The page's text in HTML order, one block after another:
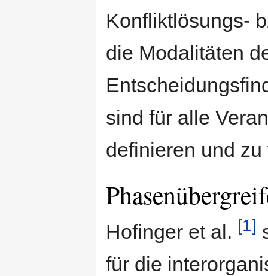
Konfliktlösungs-
die Modalitäten
sind für alle
definieren und
Hofinger et al. [1]
für die